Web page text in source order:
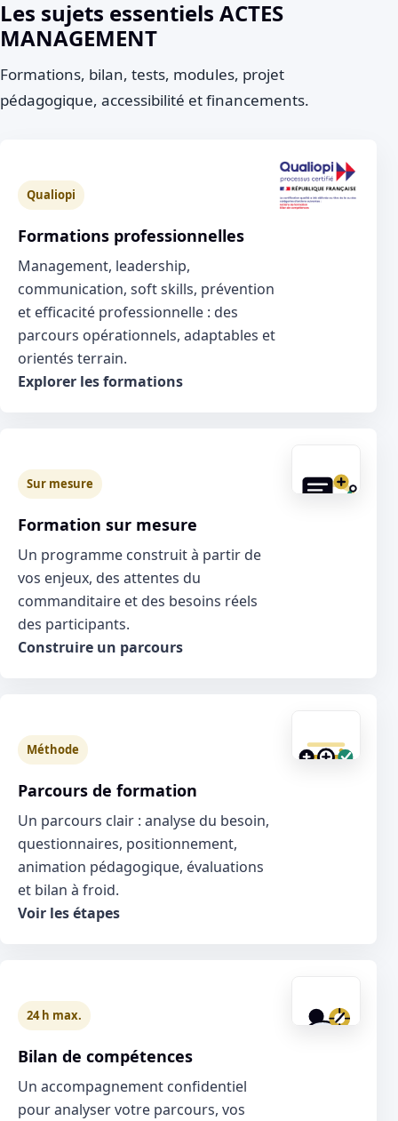
Les sujets essentiels ACTES
MANAGEMENT
Formations, bilan, tests, modules, projet
pédagogique, accessibilité et financements.
Qualiopi
Formations professionnelles
Management, leadership,
communication, soft skills, prévention
et efficacité professionnelle : des
parcours opérationnels, adaptables et
orientés terrain.
Explorer les formations
Sur mesure
Formation sur mesure
Un programme construit à partir de
vos enjeux, des attentes du
commanditaire et des besoins réels
des participants.
Construire un parcours
Méthode
Parcours de formation
Un parcours clair : analyse du besoin,
questionnaires, positionnement,
animation pédagogique, évaluations
et bilan à froid.
Voir les étapes
24 h max.
Bilan de compétences
Un accompagnement confidentiel
pour analyser votre parcours, vos